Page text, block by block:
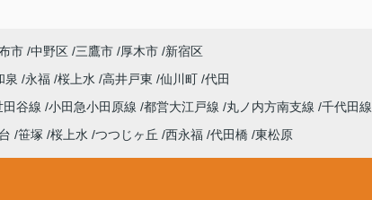
市 中野区 三鷹市 厚木市 新宿区
泉 永福 桜上水 高井戸東 仙川町 代田
田谷線 小田急小田原線 都営大江戸線 丸ノ内方南支線 千代田線
笹塚 桜上水 つつじヶ丘 西永福 代田橋 東松原